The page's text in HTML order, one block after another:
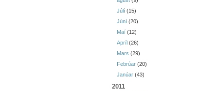
Júlí (15)
Júní (20)
Maí (12)
Apríl (26)
Mars (29)
Febrúar (20)
Janúar (43)
2011